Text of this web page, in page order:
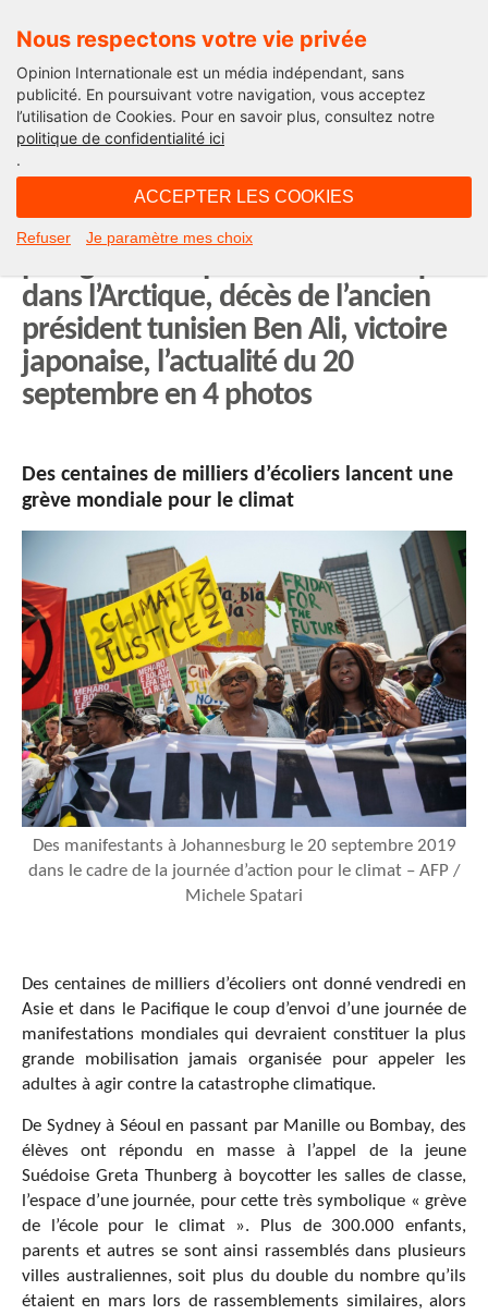
Nous respectons votre vie privée
Opinion Internationale est un média indépendant, sans
publicité. En poursuivant votre navigation, vous acceptez
l’utilisation de Cookies. Pour en savoir plus, consultez notre
politique de confidentialité ici
.
ACCEPTER LES COOKIES
Refuser Je paramètre mes choix
Actualité
Grève mondiale pour le climat, la
dans l’Arctique, décès de l’ancien
président tunisien Ben Ali, victoire
japonaise, l’actualité du 20
septembre en 4 photos
Des centaines de milliers d’écoliers lancent une
grève mondiale pour le climat
Des manifestants à Johannesburg le 20 septembre 2019
dans le cadre de la journée d’action pour le climat – AFP /
Michele Spatari
Des centaines de milliers d’écoliers ont donné vendredi en
Asie et dans le Pacifique le coup d’envoi d’une journée de
manifestations mondiales qui devraient constituer la plus
grande mobilisation jamais organisée pour appeler les
adultes à agir contre la catastrophe climatique.
De Sydney à Séoul en passant par Manille ou Bombay, des
élèves ont répondu en masse à l’appel de la jeune
Suédoise Greta Thunberg à boycotter les salles de classe,
l’espace d’une journée, pour cette très symbolique « grève
de l’école pour le climat ». Plus de 300.000 enfants,
parents et autres se sont ainsi rassemblés dans plusieurs
villes australiennes, soit plus du double du nombre qu’ils
étaient en mars lors de rassemblements similaires, alors